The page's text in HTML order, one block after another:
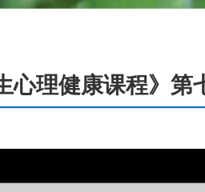
心理健康课程》第